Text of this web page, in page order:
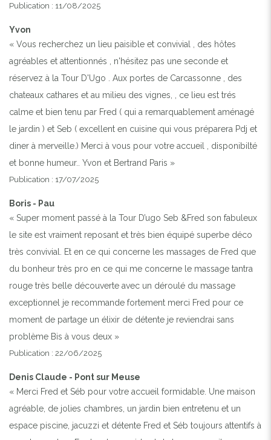
Publication : 11/08/2025
Yvon
« Vous recherchez un lieu paisible et convivial , des hôtes
agréables et attentionnés , n'hésitez pas une seconde et
réservez à la Tour D'Ugo . Aux portes de Carcassonne , des
chateaux cathares et au milieu des vignes, , ce lieu est trés
calme et bien tenu par Fred ( qui a remarquablement aménagé
le jardin ) et Seb ( excellent en cuisine qui vous préparera Pdj et
diner à merveille.) Merci à vous pour votre accueil , disponibilté
et bonne humeur.. Yvon et Bertrand Paris »
Publication : 17/07/2025
Boris - Pau
« Super moment passé à la Tour D’ugo Seb &Fred son fabuleux
le site est vraiment reposant et très bien équipé superbe déco
très convivial. Et en ce qui concerne les massages de Fred que
du bonheur très pro en ce qui me concerne le massage tantra
rouge très belle découverte avec un déroulé du massage
exceptionnel je recommande fortement merci Fred pour ce
moment de partage un élixir de détente je reviendrai sans
problème Bis à vous deux »
Publication : 22/06/2025
Denis Claude - Pont sur Meuse
« Merci Fred et Séb pour votre accueil formidable. Une maison
agréable, de jolies chambres, un jardin bien entretenu et un
espace piscine, jacuzzi et détente Fred et Séb toujours attentifs à